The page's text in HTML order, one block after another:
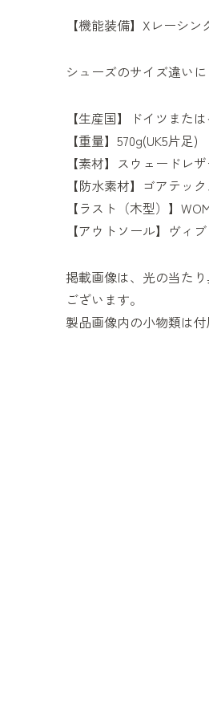
【機能装備】Xレーシ
シューズのサイズ違い
【生産国】ドイツまた
【重量】570g(UK5片足)
【素材】スウェードレ
【防水素材】ゴアテッ
【ラスト（木型）】
【アウトソール】ヴィ
掲載画像は、光の当た
ございます。
製品画像内の小物類は付